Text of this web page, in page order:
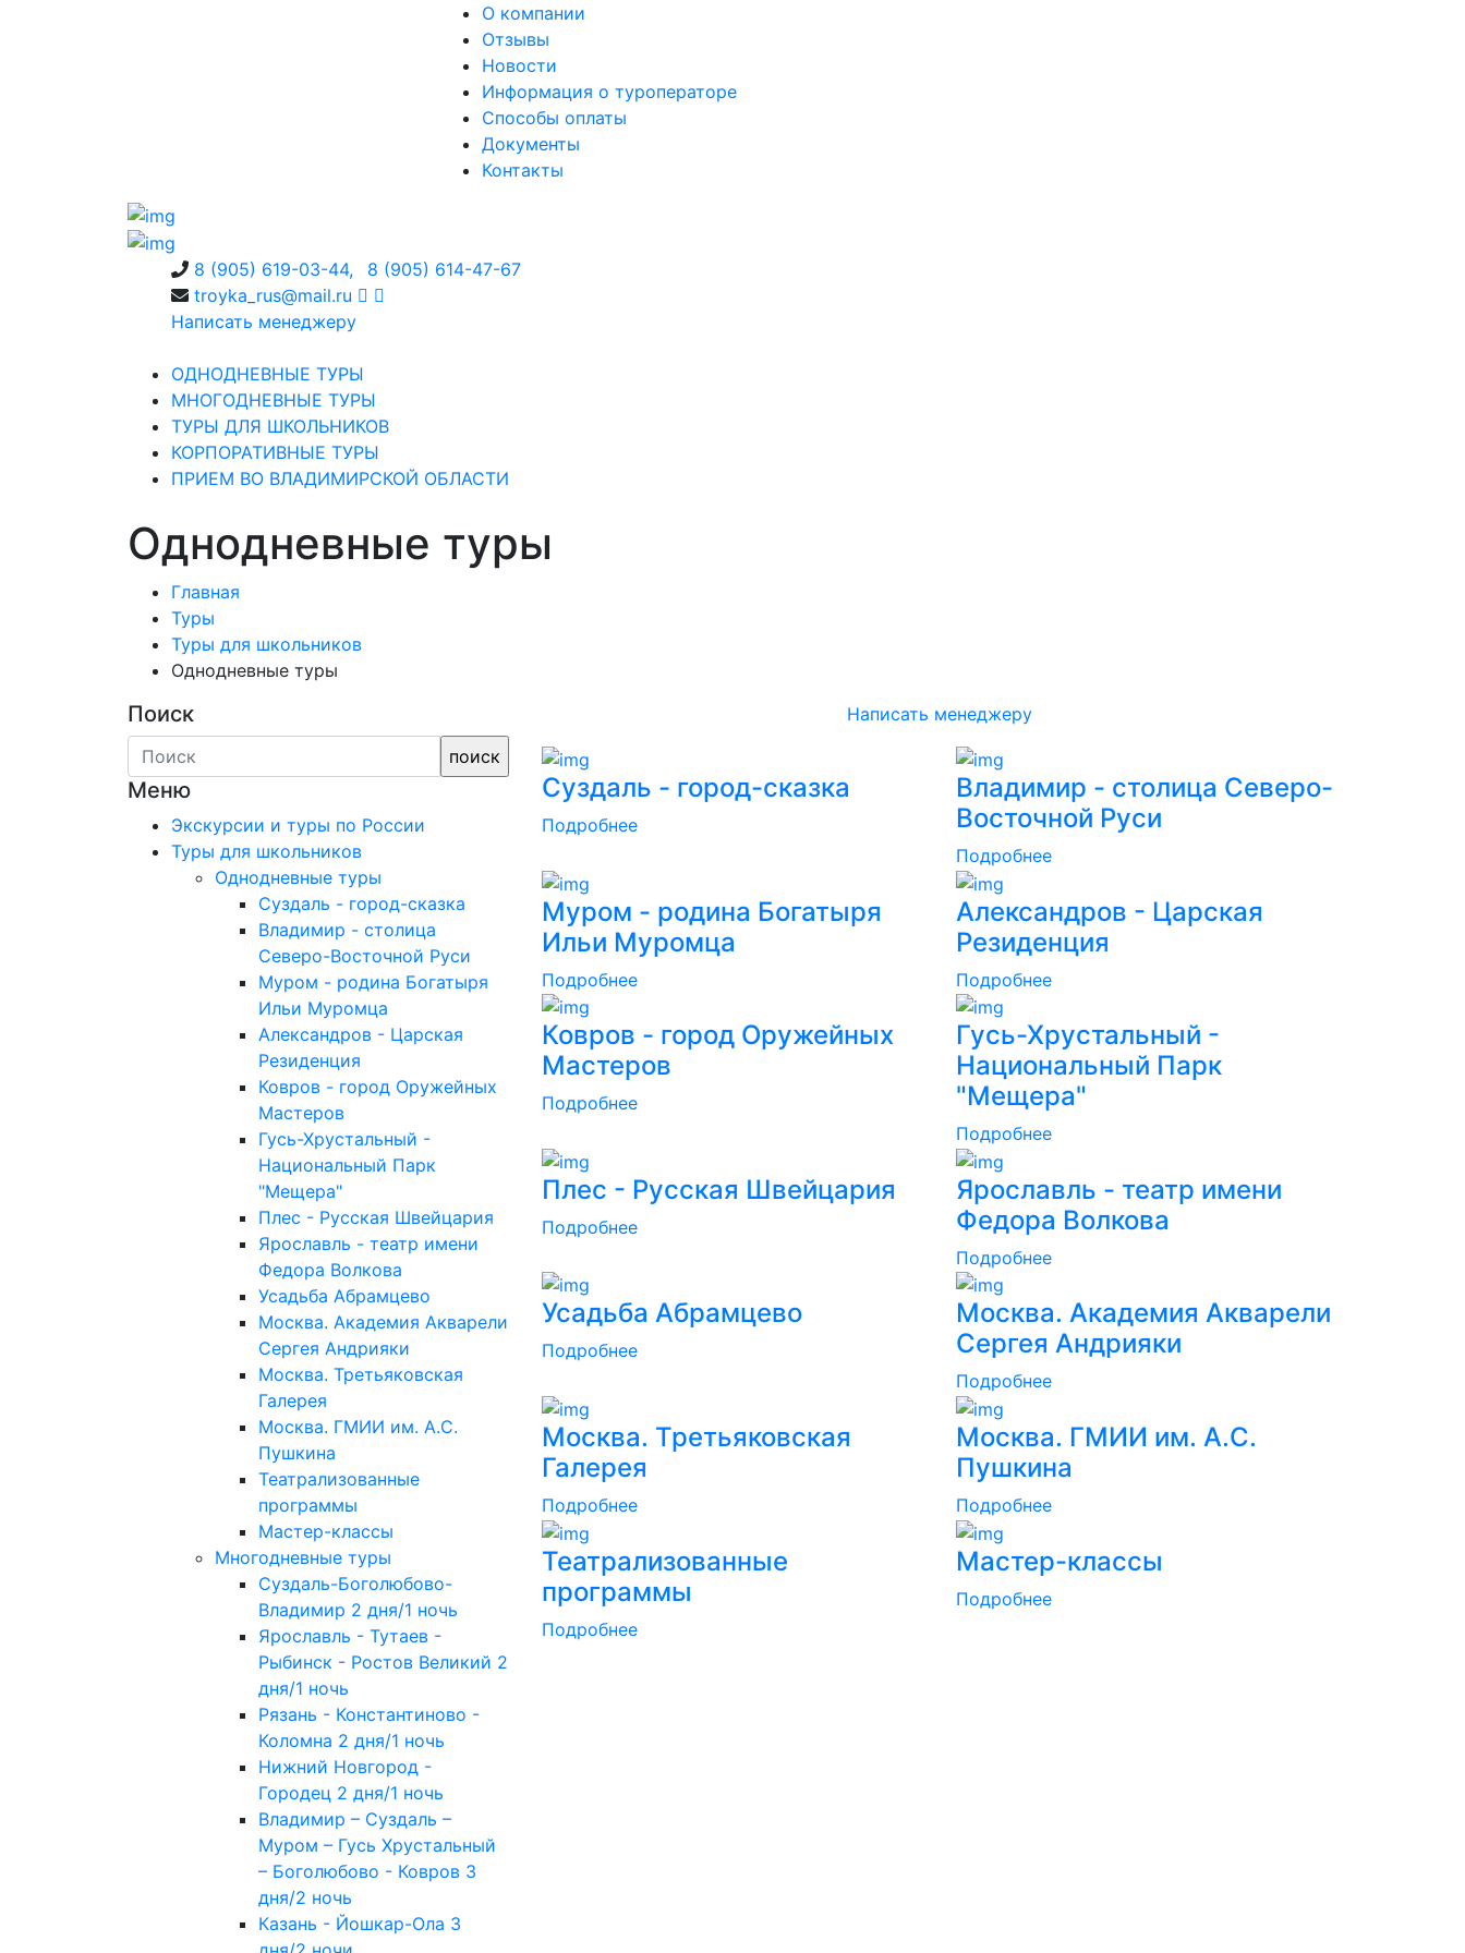
О компании
Отзывы
Новости
Информация о туроператоре
Способы оплаты
Документы
Контакты
8 (905) 619-03-44,
8 (905) 614-47-67
troyka_rus@mail.ru
Написать менеджеру
ОДНОДНЕВНЫЕ ТУРЫ
МНОГОДНЕВНЫЕ ТУРЫ
ТУРЫ ДЛЯ ШКОЛЬНИКОВ
КОРПОРАТИВНЫЕ ТУРЫ
ПРИЕМ ВО ВЛАДИМИРСКОЙ ОБЛАСТИ
Однодневные туры
Главная
Туры
Туры для школьников
Однодневные туры
Поиск
Меню
Экскурсии и туры по России
Туры для школьников
Однодневные туры
Суздаль - город-сказка
Владимир - столица
Северо-Восточной Руси
Муром - родина Богатыря
Ильи Муромца
Александров - Царская
Резиденция
Ковров - город Оружейных
Мастеров
Гусь-Хрустальный -
Национальный Парк
"Мещера"
Плес - Русская Швейцария
Ярославль - театр имени
Федора Волкова
Усадьба Абрамцево
Москва. Академия Акварели
Сергея Андрияки
Москва. Третьяковская
Галерея
Москва. ГМИИ им. А.С.
Пушкина
Театрализованные
программы
Мастер-классы
Многодневные туры
Суздаль-Боголюбово-
Владимир 2 дня/1 ночь
Ярославль - Тутаев -
Рыбинск - Ростов Великий 2
дня/1 ночь
Рязань - Константиново -
Коломна 2 дня/1 ночь
Нижний Новгород -
Городец 2 дня/1 ночь
Владимир – Суздаль –
Муром – Гусь Хрустальный
– Боголюбово - Ковров 3
дня/2 ночь
Казань - Йошкар-Ола 3
Написать менеджеру
Суздаль - город-сказка
Подробнее
Владимир - столица Северо-
Восточной Руси
Подробнее
Муром - родина Богатыря
Ильи Муромца
Подробнее
Александров - Царская
Резиденция
Подробнее
Ковров - город Оружейных
Мастеров
Подробнее
Гусь-Хрустальный -
Национальный Парк
"Мещера"
Подробнее
Плес - Русская Швейцария
Подробнее
Ярославль - театр имени
Федора Волкова
Подробнее
Усадьба Абрамцево
Подробнее
Москва. Академия Акварели
Сергея Андрияки
Подробнее
Москва. Третьяковская
Галерея
Подробнее
Москва. ГМИИ им. А.С.
Пушкина
Подробнее
Театрализованные
программы
Подробнее
Мастер-классы
Подробнее